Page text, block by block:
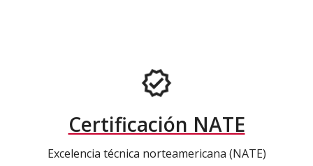
Certificación NATE
Excelencia técnica norteamericana (NATE)